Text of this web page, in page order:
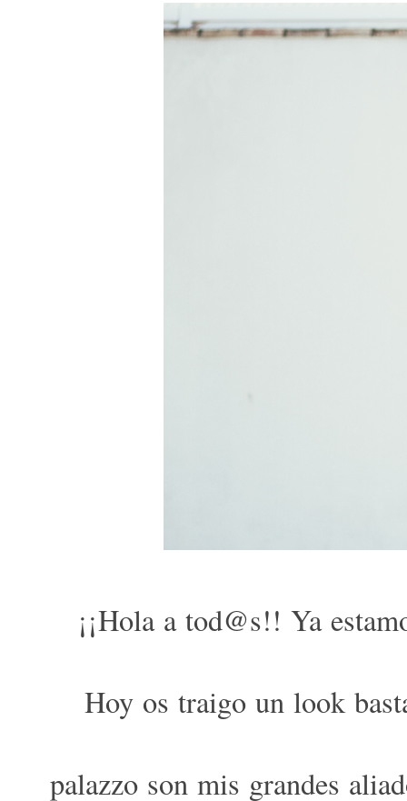
¡¡Hola a tod@s!! Ya
Hoy os traigo un look
palazzo son mis grandes